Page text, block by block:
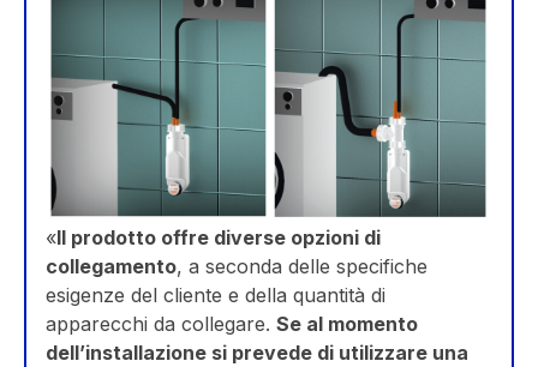
«Il prodotto offre diverse opzioni di
collegamento, a seconda delle specifiche
esigenze del cliente e della quantità di
apparecchi da collegare. Se al momento
dell’installazione si prevede di utilizzare una